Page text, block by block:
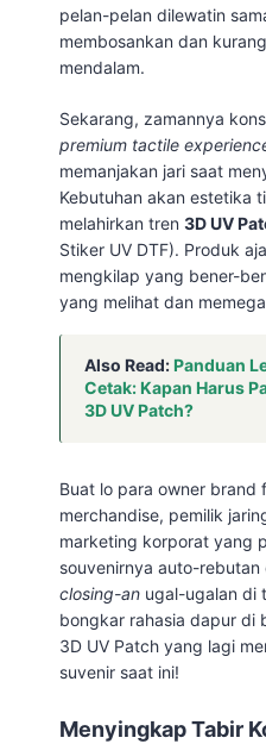
pelan-pelan dilewatin
membosankan dan
mendalam.
Sekarang, zamannya
premium tactile
memanjakan jari saat
Kebutuhan akan estetika
melahirkan tren 3D UV
Stiker UV DTF). Produk
mengkilap yang bener-
yang melihat dan
Also Read:Panduan
Cetak: Kapan Harus
3D UV Patch?
Buat lo para owner brand
merchandise, pemilik
marketing korporat yang
souvenirnya auto-
closing-an ugal-ugalan di
bongkar rahasia dapur di
3D UV Patch yang lagi
suvenir saat ini!
Menyingkap Tabir